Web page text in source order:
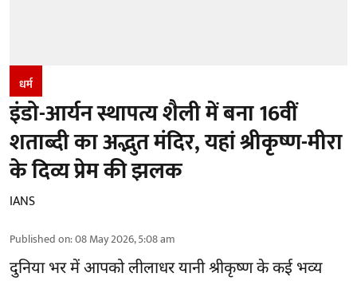
धर्म
इंडो-आर्यन स्थापत्य शैली में बना 16वीं
शताब्दी का अद्भुत मंदिर, यहां श्रीकृष्ण-मीरा
के दिव्य प्रेम की झलक
IANS
Published on:08 May 2026, 5:08 am
दुनिया भर में आपको लीलाधर यानी श्रीकृष्ण के कई भव्य